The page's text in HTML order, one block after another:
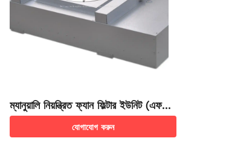
ম্যানুয়ালি নিয়ন্ত্রিত ফ্যান ফিল্টার ইউনিট (এফএফ
ইউ)
যোগাযোগ করুন